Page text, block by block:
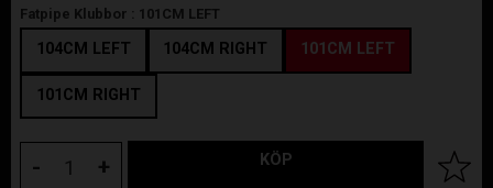
Fatpipe Klubbor : 101CM LEFT
104CM LEFT 104CM RIGHT 101CM LEFT
101CM RIGHT
+
- KÖP Lägg